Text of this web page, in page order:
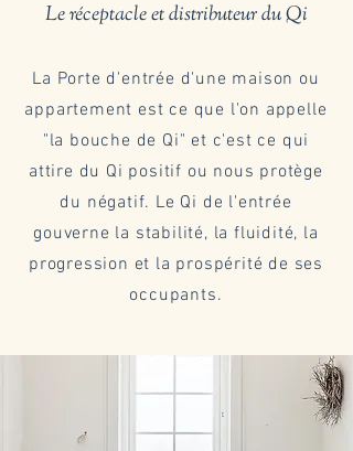
Le réceptacle et distributeur du Qi
La Porte d'entrée d'une maison ou
appartement est ce que l'on appelle
"la bouche de Qi" et c'est ce qui
attire du Qi positif ou nous protège
du négatif. Le Qi de l'entrée
gouverne la stabilité, la fluidité, la
progression et la prospérité de ses
occupants.